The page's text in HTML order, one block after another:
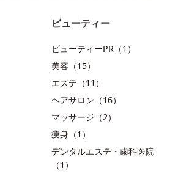
ビューティー
ビューティーPR（1）
美容（15）
エステ（11）
ヘアサロン（16）
マッサージ（2）
痩身（1）
デンタルエステ・歯科医院
（1）